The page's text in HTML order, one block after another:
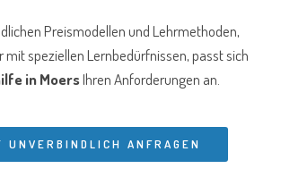
Preismodellen und Lehrmethoden,
mit speziellen Lernbedürfnissen, passt sich
in MoersIhren Anforderungen an.
UNVERBINDLICH ANFRAGEN